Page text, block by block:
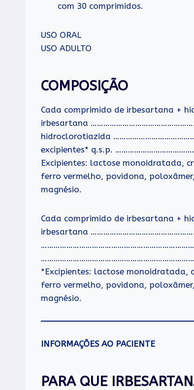
com 30 comprimidos.
USO ORAL
USO ADULTO
COMPOSIÇÃO
Cada comprimido de irbesartana +
irbesartana
hidroclorotiazida
excipientes* q.s.p.
Excipientes: lactose monoidratada,
ferro vermelho, povidona,
magnésio.
Cada comprimido de irbesartana +
irbesartana
*Excipientes: lactose monoidratada,
ferro vermelho, povidona,
magnésio.
INFORMAÇÕES AO PACIENTE
PARA QUE